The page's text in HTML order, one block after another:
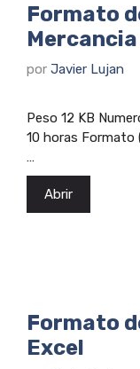
Formato
por Javier Lujan
Peso 12 KB
10 horas
…
Abrir
Formato
Excel